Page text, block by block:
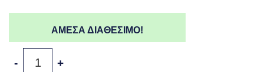
ΑΜΕΣΑ ΔΙΑΘΕΣΙΜΟ!